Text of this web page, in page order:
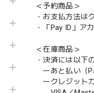
＜予約商品＞
・お支払方法は
・「Pay ID」ア
＜在庫商品＞
・決済には以下
ーあと払い（
ークレジット